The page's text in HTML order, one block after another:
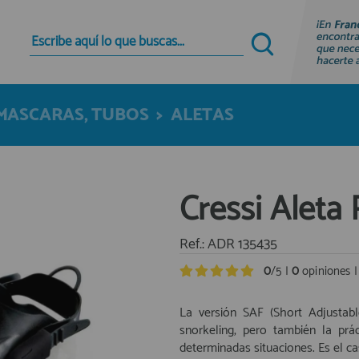
Quiero registrarme
Nuevo cliente
Al crear una cuenta en francobordo.com podrás
tienda virtual, revisar el estado de tus pedidos y
¡Adelante! Te estabamos esperando.
registro cliente
TUBOS > ALETAS
Cressi Aleta
Ref.: ADR 135435
0/5 | 0opiniones |
La versión SAF (Short
snorkeling, pero también la
determinadas situaciones. Es el